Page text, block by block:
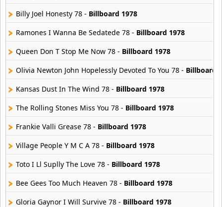
Gilbert O Sullivan
15 músicas online
Billy Joel Honesty 78 - Billboard 1978
Ramones I Wanna Be Sedatede 78 - Billboard 1978
Queen Don T Stop Me Now 78 - Billboard 1978
Olivia Newton John Hopelessly Devoted To You 78 - Billboard
Kansas Dust In The Wind 78 - Billboard 1978
The Rolling Stones Miss You 78 - Billboard 1978
Frankie Valli Grease 78 - Billboard 1978
Village People Y M C A 78 - Billboard 1978
Toto I Ll Suplly The Love 78 - Billboard 1978
Bee Gees Too Much Heaven 78 - Billboard 1978
Gloria Gaynor I Will Survive 78 - Billboard 1978